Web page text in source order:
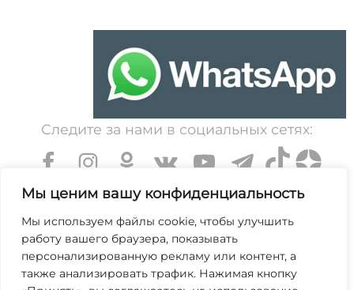
Мы ценим вашу конфиденциальность
Мы используем файлы cookie, чтобы улучшить
работу вашего браузера, показывать
персонализированную рекламу или контент, а
также анализировать трафик. Нажимая кнопку
Следите за нами в социальных сетях:
УНП 600203065. Свидетельство о государственной
регистрации № 364 от 7 декабря 1999 выдано